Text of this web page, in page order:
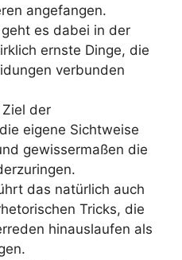
angefangen.
es dabei in der
ernste Dinge, die
verbunden
der
eigene Sichtweise
gewissermaßen die
das natürlich auch
Tricks, die
hinauslaufen als